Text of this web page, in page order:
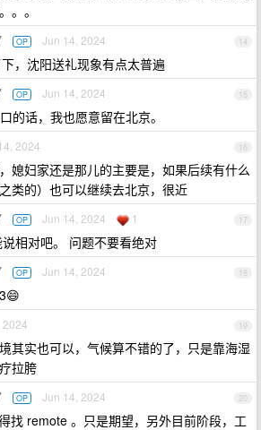
。。
14
OP Jun 14, 2024
，沈阳送礼现象有点太普遍
15
OP Jun 14, 2024
的话，我也愿意留在北京。
16
2024
媳妇家还是那儿的主要是，如果后续有什么
类的）也可以继续去北京，很近
17
OP Jun 14, 2024 1
说相对吧。 问题不要看绝对
18
OP Jun 14, 2024
19
2024
其实也可以，气候算不错的了，只是靠海湿
拉胯
20
OP Jun 14, 2024
找 remote 。只是期望，另外目前阶段，工